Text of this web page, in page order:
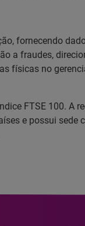
fornecendo
a fraudes,
físicas no
FTSE 100. A
e possui